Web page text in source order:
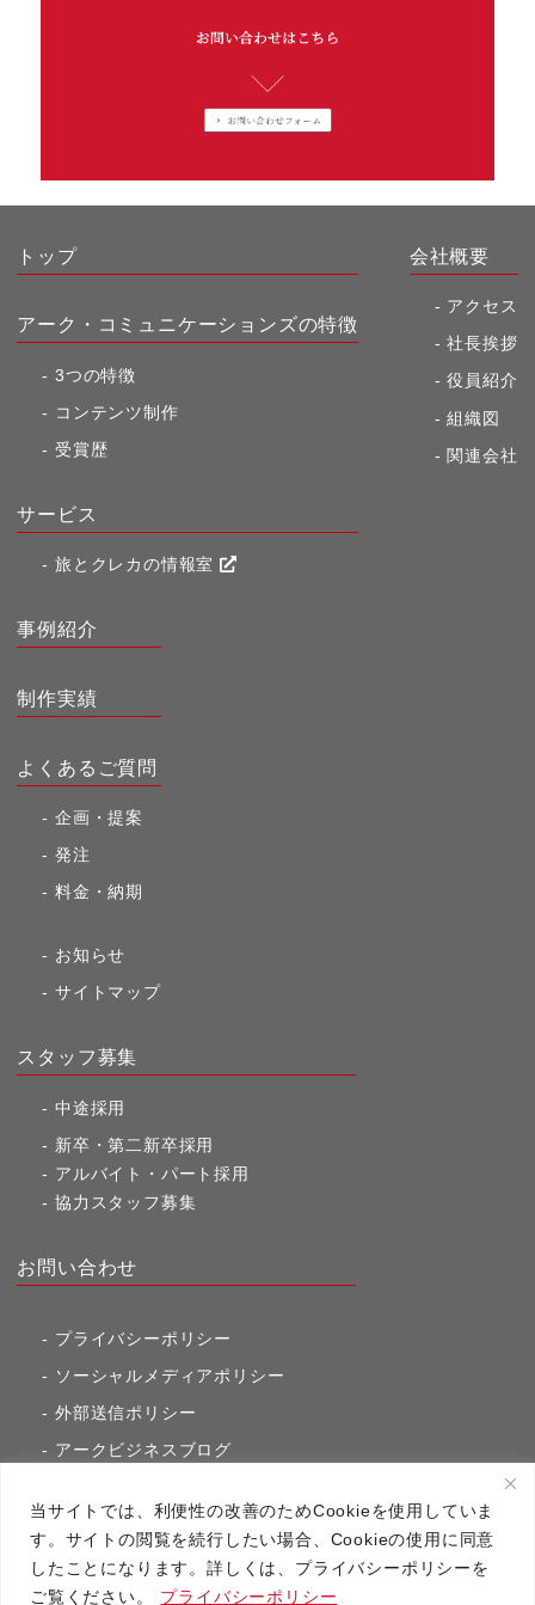
当サイトでは、利便性の改善のためCookieを使用していま
す。サイトの閲覧を続行したい場合、Cookieの使用に同意
したことになります。詳しくは、プライバシーポリシーを
ご覧ください。
プライバシーポリシー
トップ
アーク・コミュニケーションズの特徴
3つの特徴
コンテンツ制作
受賞歴
サービス
旅とクレカの情報室
会社概要
アクセス
社長挨拶
役員紹介
組織図
関連会社
事例紹介
制作実績
よくあるご質問
企画・提案
発注
料金・納期
お知らせ
サイトマップ
スタッフ募集
中途採用
新卒・第二新卒採用
アルバイト・パート採用
協力スタッフ募集
お問い合わせ
プライバシーポリシー
ソーシャルメディアポリシー
外部送信ポリシー
アークビジネスブログ
アーク・コミュニケーションズ
Copyright（C）2020 アーク・コミュニケーションズ All RightsReserved.